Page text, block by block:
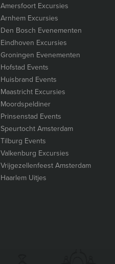
Amersfoort Excursies
Arnhem Excursies
Den Bosch Evenementen
Eindhoven Excursies
Groningen Evenementen
Hofstad Events
Huisbrand Events
Maastricht Excursies
Moordspeldiner
Prinsenstad Events
Speurtocht Amsterdam
Tilburg Events
Valkenburg Excursies
Vrijgezellenfeest Amsterdam
Haarlem Uitjes